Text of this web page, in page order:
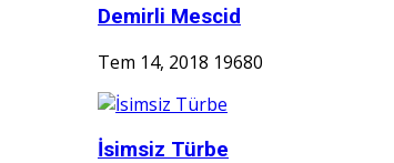
Demirli Mescid
Tem 14, 2018 19680
İsimsiz Türbe